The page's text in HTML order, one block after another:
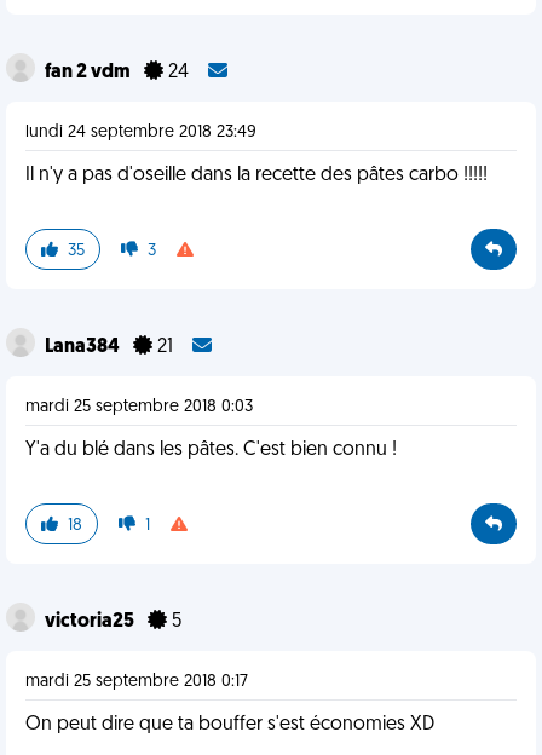
fan 2 vdm 24
lundi 24 septembre 2018 23:49
Il n'y a pas d'oseille dans la recette des pâtes carbo !!!!!
35 3
Lana384 21
mardi 25 septembre 2018 0:03
Y'a du blé dans les pâtes. C'est bien connu !
18 1
victoria25 5
mardi 25 septembre 2018 0:17
On peut dire que ta bouffer s'est économies XD